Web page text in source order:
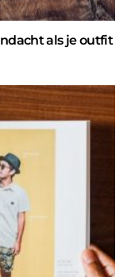
als je outfit